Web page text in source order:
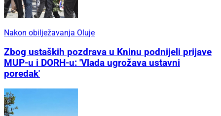
Nakon obilježavanja Oluje
Zbog ustaških pozdrava u Kninu podnijeli prijave
MUP-u i DORH-u: 'Vlada ugrožava ustavni
poredak'